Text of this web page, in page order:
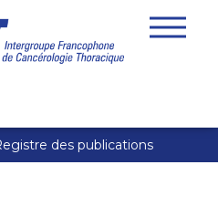
des publications